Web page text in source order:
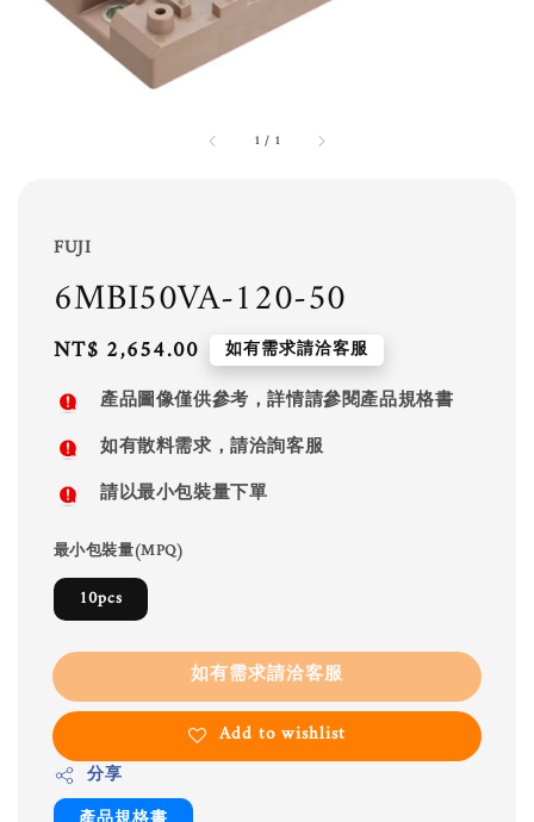
1 / 1
FUJI
6MBI50VA-120-50
Regular
price
NT$ 2,654.00 如有需求請洽客服
產品圖像僅供參考，詳情請參閱產品規格書
如有散料需求，請洽詢客服
請以最小包裝量下單
最小包裝量(MPQ)
10pcs
如有需求請洽客服
Add to wishlist
分享